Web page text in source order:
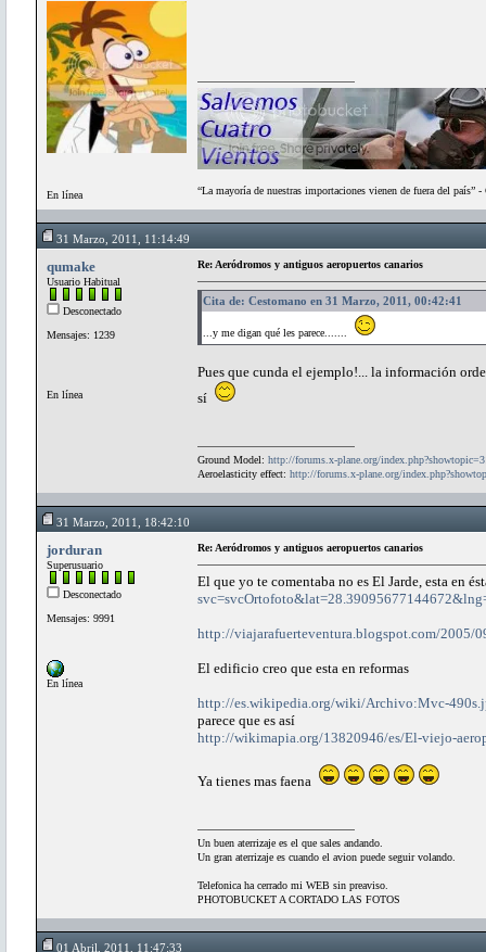
En línea “La mayoría de nuestras importaciones vienen de fuera del país” -
31 Marzo, 2011, 11:14:49
qumake
Usuario Habitual
Desconectado
Mensajes: 1239
En línea
Re: Aeródromos y antiguos aeropuertos canarios
Cita de: Cestomano en 31 Marzo, 2011, 00:42:41
...y me digan qué les parece.......
Pues que cunda el ejemplo!... la información
sí
Ground Model: http://forums.x-plane.org/
Aeroelasticity effect: http://forums.x-plane.org/
31 Marzo, 2011, 18:42:10
jorduran
Superusuario
Desconectado
Mensajes: 9991
En línea
Re: Aeródromos y antiguos aeropuertos canarios
El que yo te comentaba no es El Jarde, esta en
http://viajarafuerteventura.blogspot.com/2005/
El edificio creo que esta en reformas
http://es.wikipedia.org/wiki/Archivo:Mvc-
parece que es así
http://wikimapia.org/13820946/es/El-viejo-
Ya tienes mas faena
Un buen aterrizaje es el que sales andando.
Un gran aterrizaje es cuando el avion puede seguir volando.
Telefonica ha cerrado mi WEB sin preaviso.
PHOTOBUCKET A CORTADO LAS FOTOS
01 Abril, 2011, 11:47:33